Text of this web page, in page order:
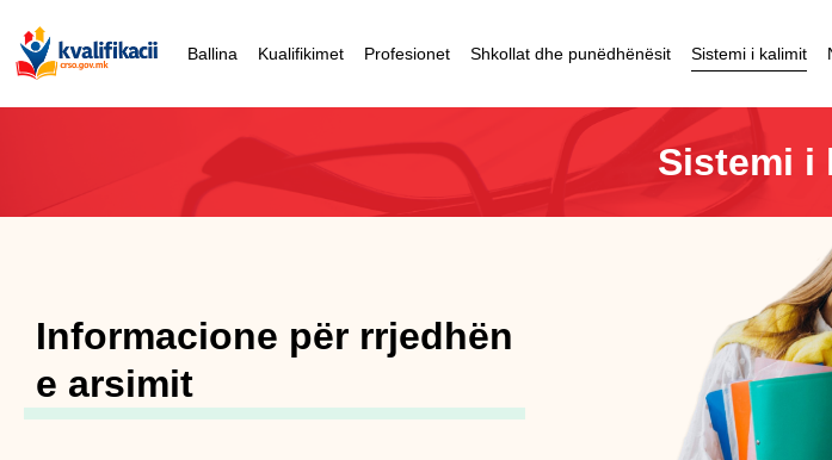
Ballina Kualifikimet Profesionet Shkollat dhe punëdhënësit Sistemi i kalimit
Sistemi i
Informacione për rrjedhën
e arsimit